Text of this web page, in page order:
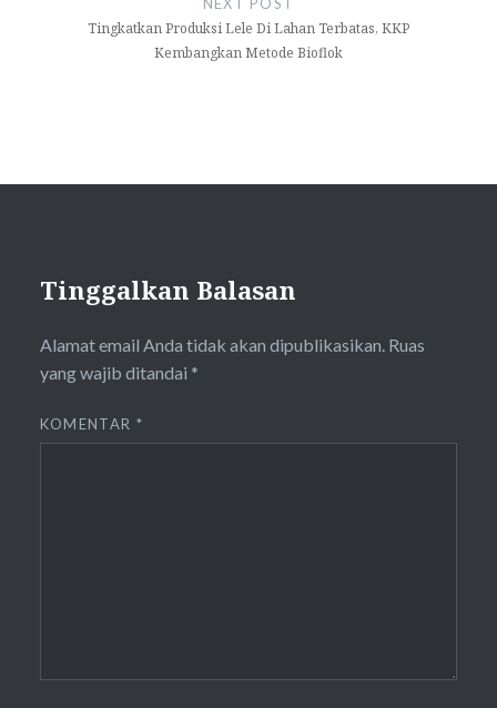
Tingkatkan Produksi Lele Di Lahan Terbatas, KKP
Kembangkan Metode Bioflok
Tinggalkan Balasan
Alamat email Anda tidak akan dipublikasikan. Ruas
yang wajib ditandai *
KOMENTAR *